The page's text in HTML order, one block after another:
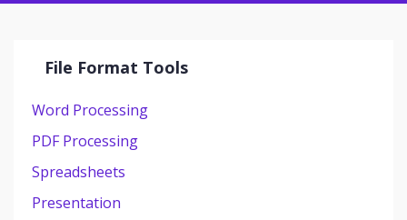
File Format Tools
Word Processing
PDF Processing
Spreadsheets
Presentation